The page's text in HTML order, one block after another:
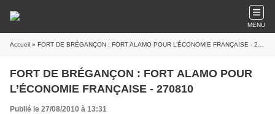
MENU
Accueil » FORT DE BRÉGANÇON : FORT ALAMO POUR L’ÉCONOMIE FRANÇAISE - 270810
FORT DE BRÉGANÇON : FORT ALAMO POUR
L’ÉCONOMIE FRANÇAISE - 270810
Publié le 27/08/2010 à 13:31